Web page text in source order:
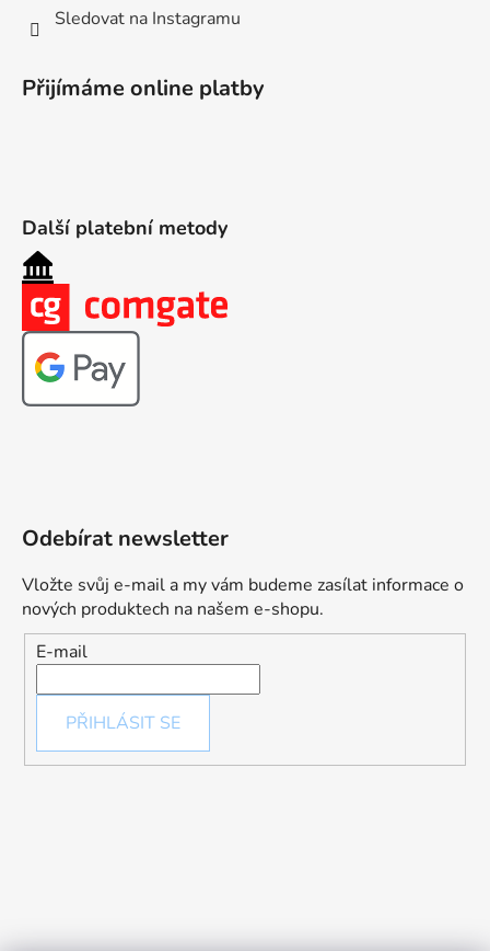
Sledovat na Instagramu
Přijímáme online platby
Další platební metody
Odebírat newsletter
Vložte svůj e-mail a my vám budeme zasílat informace o
nových produktech na našem e-shopu.
E-mail
PŘIHLÁSIT SE